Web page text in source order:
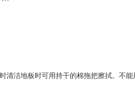
清洁地板时可用持干的棉拖把擦拭。不能